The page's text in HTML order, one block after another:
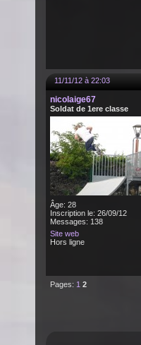
11/11/12 à 22:03
nicolaige67
Soldat de 1ere classe
Âge: 28
Inscription le: 26/09/12
Messages: 138
Site web
Hors ligne
Pages: 1 2